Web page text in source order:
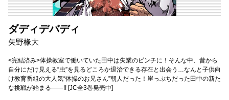
ダディデバディ
矢野椽大
<完結済み>体操教室で働いていた田中は失業のピンチに！そんな中、昔から
自分にだけ見える“虫”を見るどころか退治できる存在と出会う…なんと子供向
け教育番組の大人気“体操のお兄さん”朝人だった！崖っぷちだった田中の新た
な挑戦が始まる――!! [JC全3巻発売中]